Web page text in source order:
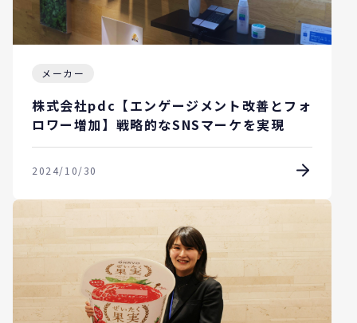
メーカー
株式会社pdc【エンゲージメント改善とフォ
ロワー増加】戦略的なSNSマーケを実現
2024/10/30